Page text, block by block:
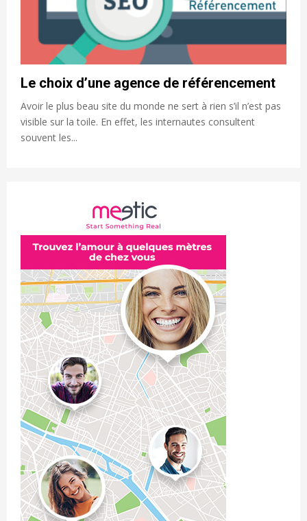
Le choix d’une agence de référencement
Avoir le plus beau site du monde ne sert à rien s’il n’est pas
visible sur la toile. En effet, les internautes consultent
souvent les...